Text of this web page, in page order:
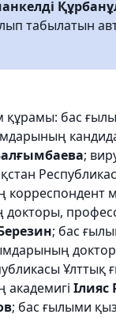
табылатын
бас
;
корреспондент
; бас
Ұлттық
Ілияс
; бас ғылыми